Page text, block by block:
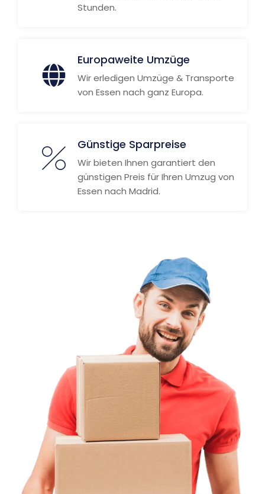
Stunden.
Europaweite Umzüge
Wir erledigen Umzüge & Transporte
von Essen nach ganz Europa.
Günstige Sparpreise
Wir bieten Ihnen garantiert den
günstigen Preis für Ihren Umzug von
Essen nach Madrid.